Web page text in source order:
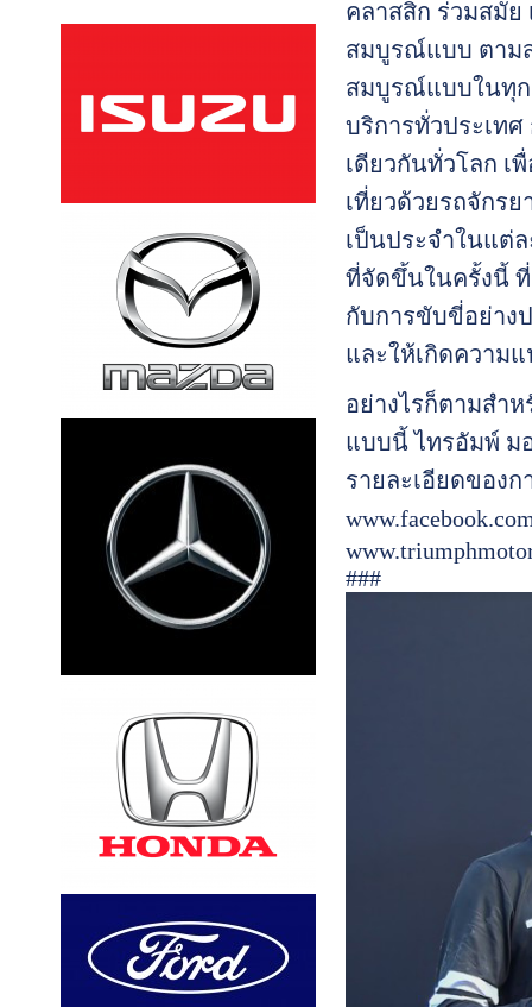
คลาสสิก ร่วมสมั
สมบูรณ์แบบ ตามส
สมบูรณ์แบบในทุก
บริการทั่วประเท
เดียวกันทั่วโลก เ
เที่ยวด้วยรถจักร
เป็นประจำในแต่ล
ที่จัดขึ้นในครั้งนี้ ที่
กับการขับขี่อย่าง
และให้เกิดความ
อย่างไรก็ตามสำ
แบบนี้ ไทรอัมพ์ ม
รายละเอียดของก
###